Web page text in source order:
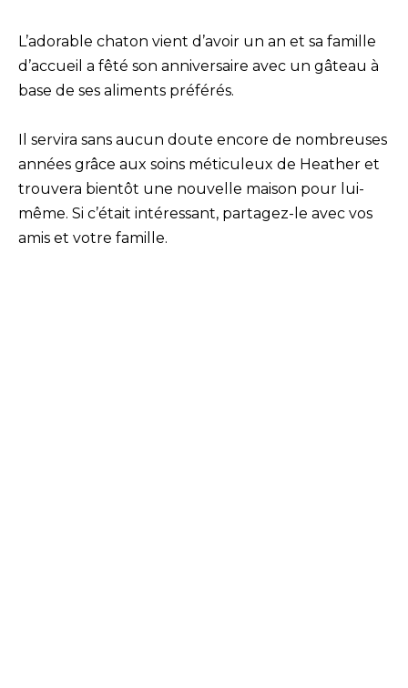
L’adorable chaton vient d’avoir un an et sa famille
d’accueil a fêté son anniversaire avec un gâteau à
base de ses aliments préférés.
Il servira sans aucun doute encore de nombreuses
années grâce aux soins méticuleux de Heather et
trouvera bientôt une nouvelle maison pour lui-
même. Si c’était intéressant, partagez-le avec vos
amis et votre famille.